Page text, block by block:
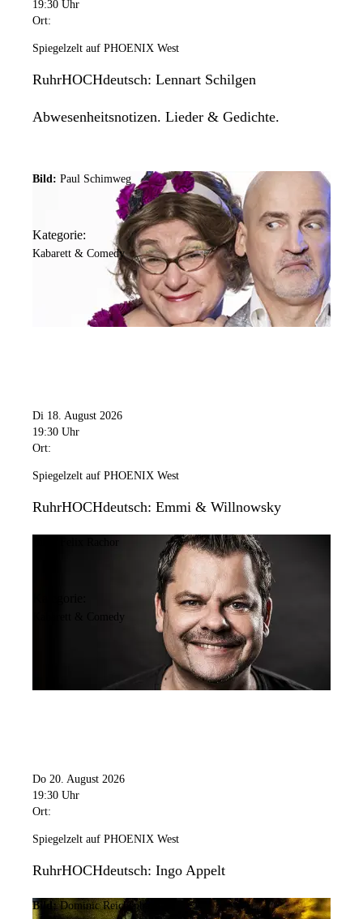
19:30 Uhr
Ort:
Spiegelzelt auf PHOENIX West
RuhrHOCHdeutsch: Lennart Schilgen
Abwesenheitsnotizen. Lieder & Gedichte.
Bild: Paul Schimweg
Kategorie:
Kabarett & Comedy
Di 18. August 2026
19:30 Uhr
Ort:
Spiegelzelt auf PHOENIX West
RuhrHOCHdeutsch: Emmi & Willnowsky
Felix Rachor
Kabarett & Comedy
Do 20. August 2026
19:30 Uhr
Ort:
Spiegelzelt auf PHOENIX West
RuhrHOCHdeutsch: Ingo Appelt
Bild: Dominic Reichenbach